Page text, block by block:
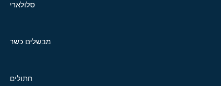
סלולארי
מבשלים כשר
חתולים